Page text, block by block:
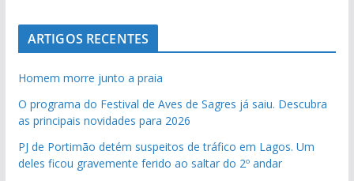
ARTIGOS RECENTES
Homem morre junto a praia
O programa do Festival de Aves de Sagres já saiu. Descubra
as principais novidades para 2026
PJ de Portimão detém suspeitos de tráfico em Lagos. Um
deles ficou gravemente ferido ao saltar do 2º andar